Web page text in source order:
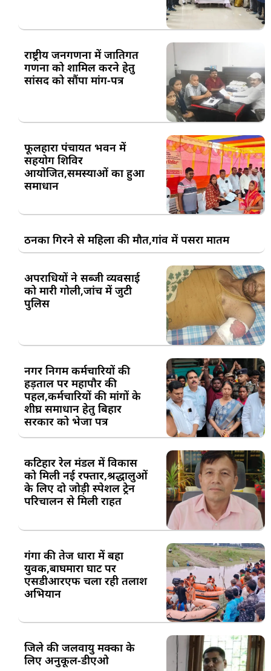
राष्ट्रीय जनगणना में जातिगत
गणना को शामिल करने हेतु
सांसद को सौंपा मांग-पत्र
फूलहारा पंचायत भवन में
सहयोग शिविर
आयोजित,समस्याओं का हुआ
समाधान
ठनका गिरने से महिला की मौत,गांव में पसरा मातम
अपराधियों ने सब्जी व्यवसाई
को मारी गोली,जांच में जुटी
पुलिस
नगर निगम कर्मचारियों की
हड़ताल पर महापौर की
पहल,कर्मचारियों की मांगों के
शीघ्र समाधान हेतु बिहार
सरकार को भेजा पत्र
कटिहार रेल मंडल में विकास
को मिली नई रफ्तार,श्रद्धालुओं
के लिए दो जोड़ी स्पेशल ट्रेन
परिचालन से मिली राहत
गंगा की तेज धारा में बहा
युवक,बाघमारा घाट पर
एसडीआरएफ चला रही तलाश
अभियान
जिले की जलवायु मक्का के
लिए अनुकूल-डीएओ